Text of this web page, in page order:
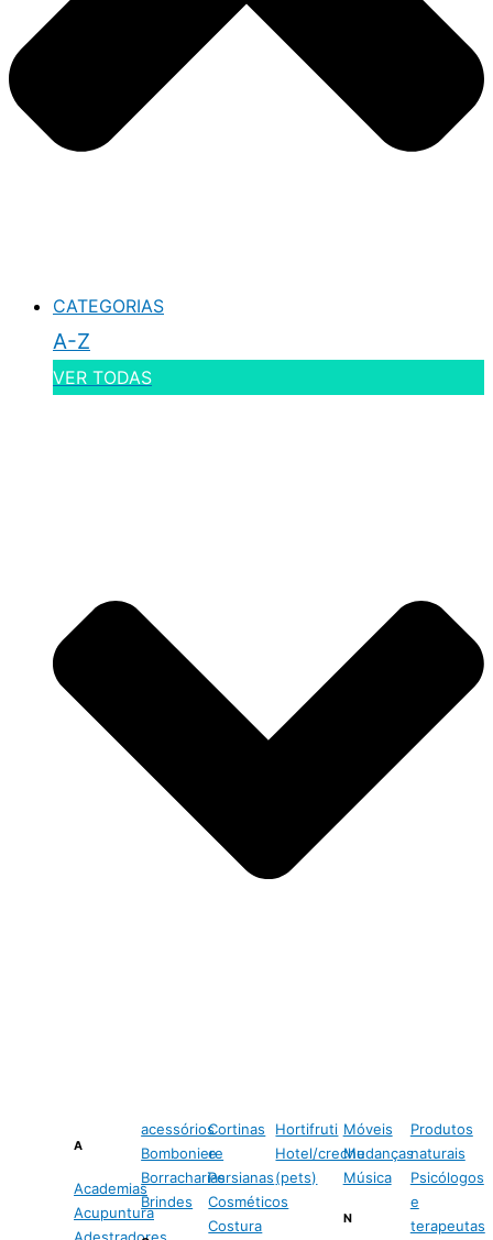
CATEGORIAS
A-Z
VER TODAS
A
Academias
Acupuntura
acessórios
Bomboniere
Borracharias
Brindes
Cortinas
e
Persianas
Cosméticos
Costura
Hortifruti
Hotel/creche
(pets)
Móveis
Mudanças
Música
N
Produtos
naturais
Psicólogos
e
terapeutas